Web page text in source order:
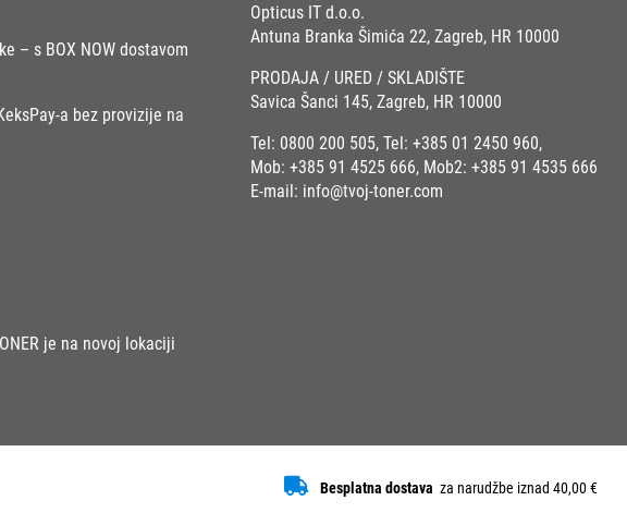
– s BOX NOW dostavom
a bez provizije na
je na novoj lokaciji
Opticus IT d.o.o.
Antuna Branka Šimića 22, Zagreb, HR 10000
PRODAJA / URED / SKLADIŠTE
Savica Šanci 145, Zagreb, HR 10000
Tel: 0800 200 505, Tel: +385 01 2450 960,
Mob: +385 91 4525 666, Mob2: +385 91 4535 666
E-mail: info@tvoj-toner.com
Besplatna dostava za narudžbe iznad 40,00 €